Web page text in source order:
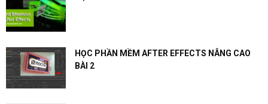
HỌC PHẦN MỀM AFTER EFFECTS NÂNG CAO
BÀI 2